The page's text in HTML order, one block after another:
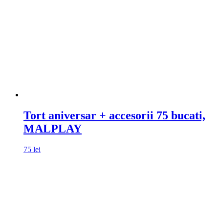
Tort aniversar + accesorii 75 bucati,
MALPLAY
75 lei